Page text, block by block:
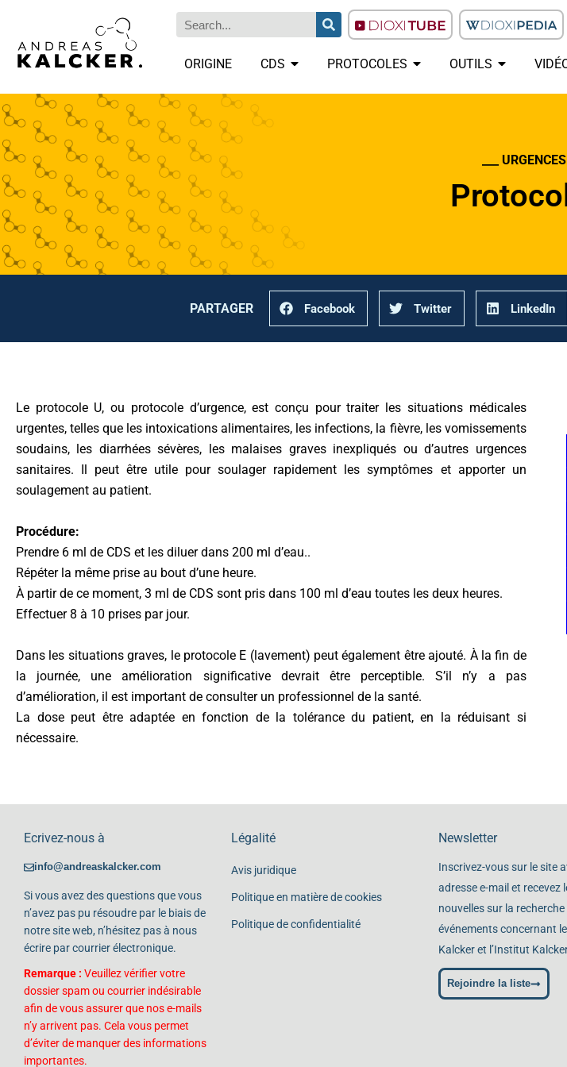
ORIGINE CDS PROTOCOLES OUTILS
___ URGENCES
PARTAGER Facebook Twitter LinkedIn
Le protocole U, ou protocole d’urgence, est conçu pour traiter les situations médicales
urgentes, telles que les intoxications alimentaires, les infections, la fièvre, les vomissements
soudains, les diarrhées sévères, les malaises graves inexpliqués ou d’autres urgences
sanitaires. Il peut être utile pour soulager rapidement les symptômes et apporter un
soulagement au patient.
Procédure:
Prendre 6 ml de CDS et les diluer dans 200 ml d’eau..
Répéter la même prise au bout d’une heure.
À partir de ce moment, 3 ml de CDS sont pris dans 100 ml d’eau toutes les deux heures.
Effectuer 8 à 10 prises par jour.
Dans les situations graves, le protocole E (lavement) peut également être ajouté. À la fin de
la journée, une amélioration significative devrait être perceptible. S’il n’y a pas
d’amélioration, il est important de consulter un professionnel de la santé.
La dose peut être adaptée en fonction de la tolérance du patient, en la réduisant si
nécessaire.
Ecrivez-nous à
info@andreaskalcker.com
Si vous avez des questions que vous
n’avez pas pu résoudre par le biais de
notre site web, n’hésitez pas à nous
écrire par courrier électronique.
Remarque : Veuillez vérifier votre
dossier spam ou courrier indésirable
afin de vous assurer que nos e-mails
n’y arrivent pas. Cela vous permet
d’éviter de manquer des informations
importantes.
Légalité
Avis juridique
Politique en matière de cookies
Politique de confidentialité
Newsletter
Inscrivez-vous sur le site
adresse e-mail et recevez
nouvelles sur la recherche
événements concernant
Kalcker et l’Institut
Rejoindre la liste